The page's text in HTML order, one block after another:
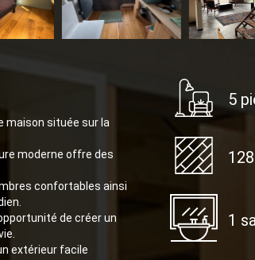
maison située sur la
moderne offre des
confortables ainsi
de créer un
extérieur facile
5
1